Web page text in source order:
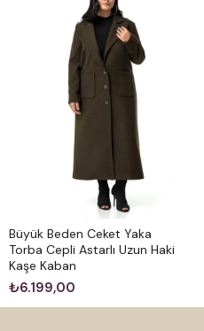
Büyük Beden Ceket Yaka
Torba Cepli Astarlı Uzun Haki
Kaşe Kaban
₺6.199,00